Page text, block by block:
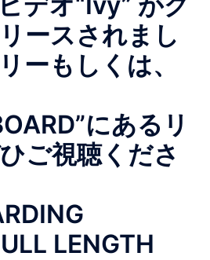
ースされまし
ーもしくは、
にあるリ
ご視聴くださ
LENGTH